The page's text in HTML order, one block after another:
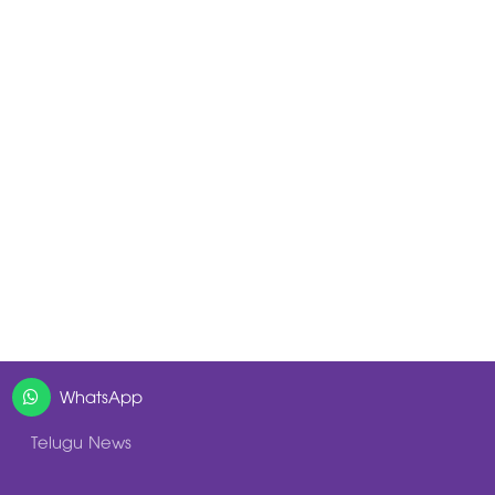
WhatsApp
Telugu News